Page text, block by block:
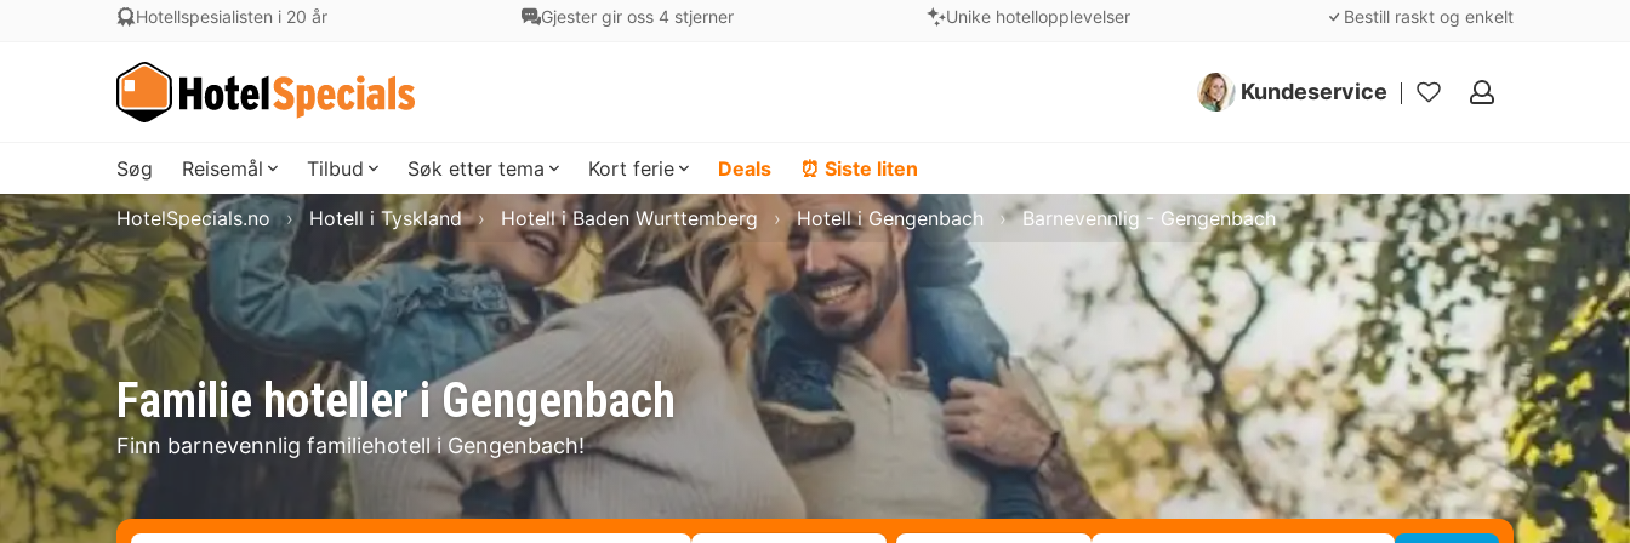
Hotellspesialisten i 20 år Gjester gir oss 4 stjerner Unike hotellopplevelser Bestill raskt og enkelt
Kundeservice
Mine
Søg Reisemål Tilbud Søk etter tema Kort ferie Deals ⏰ Siste liten
Familie hoteller i Gengenbach
Finn barnevennlig familiehotell i Gengenbach!
HotelSpecials.no Hotell i Tyskland Hotell i Baden Wurttemberg Hotell i Gengenbach Barnevennlig - Gengenbach